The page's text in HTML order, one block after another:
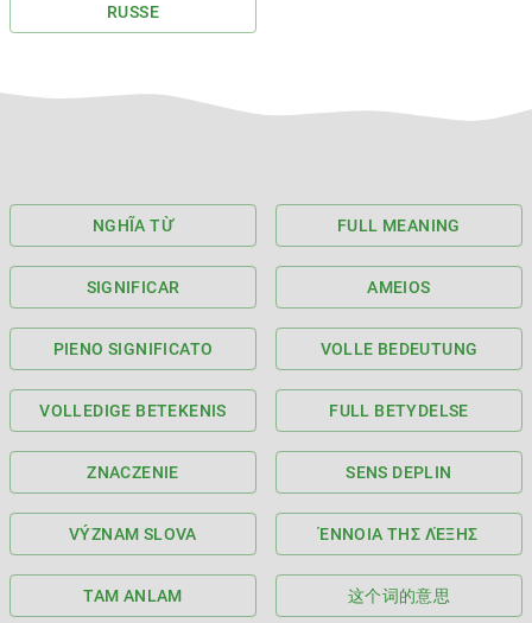
RUSSE
NGHĨA TỪ FULL MEANING
SIGNIFICAR AMEIOS
PIENO SIGNIFICATO VOLLE BEDEUTUNG
VOLLEDIGE BETEKENIS FULL BETYDELSE
ZNACZENIE SENS DEPLIN
VÝZNAM SLOVA ΈΝΝΟΙΑ ΤΗΣ ΛΈΞΗΣ
TAM ANLAM 这个词的意思